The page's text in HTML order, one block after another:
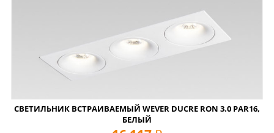
СВЕТИЛЬНИК ВСТРАИВАЕМЫЙ WEVER DUCRE RON 3.0 PAR16,
БЕЛЫЙ